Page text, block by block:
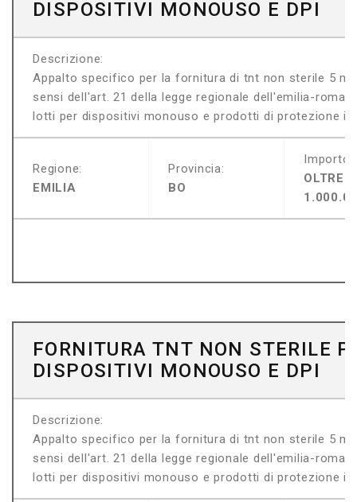
DISPOSITIVI MONOUSO E DPI
Descrizione:
Appalto specifico per la fornitura di tnt non sterile 5
sensi dell'art. 21 della legge regionale dell'emilia-
lotti per dispositivi monouso e prodotti di protezione
Regione:
EMILIA
Provincia:
BO
Importo:
OLTRE
FORNITURA TNT NON STERILE
DISPOSITIVI MONOUSO E DPI
Descrizione:
Appalto specifico per la fornitura di tnt non sterile 5
sensi dell'art. 21 della legge regionale dell'emilia-
lotti per dispositivi monouso e prodotti di protezione